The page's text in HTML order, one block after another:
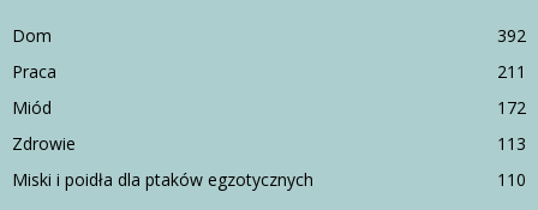
Dom
392
Praca
211
Miód
172
Zdrowie
113
Miski i poidła dla ptaków egzotycznych
110